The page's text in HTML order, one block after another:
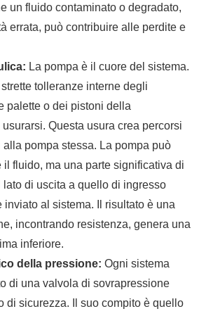
un fluido contaminato o degradato,
errata, può contribuire alle perdite e
La pompa è il cuore del sistema.
tolleranze interne degli
palette o dei pistoni della
Questa usura crea percorsi
pompa stessa. La pompa può
il fluido, ma una parte significativa di
di uscita a quello di ingresso
inviato al sistema. Il risultato è una
incontrando resistenza, genera una
inferiore.
della pressione: Ogni sistema
di una valvola di sovrapressione
di sicurezza. Il suo compito è quello